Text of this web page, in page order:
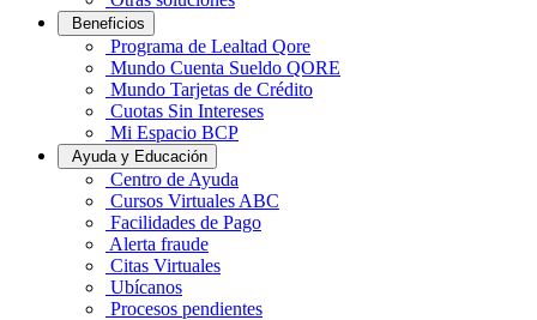
Beneficios
Programa de Lealtad Qore
Mundo Cuenta Sueldo QORE
Mundo Tarjetas de Crédito
Cuotas Sin Intereses
Mi Espacio BCP
Ayuda y Educación
Centro de Ayuda
Cursos Virtuales ABC
Facilidades de Pago
Alerta fraude
Citas Virtuales
Ubícanos
Procesos pendientes